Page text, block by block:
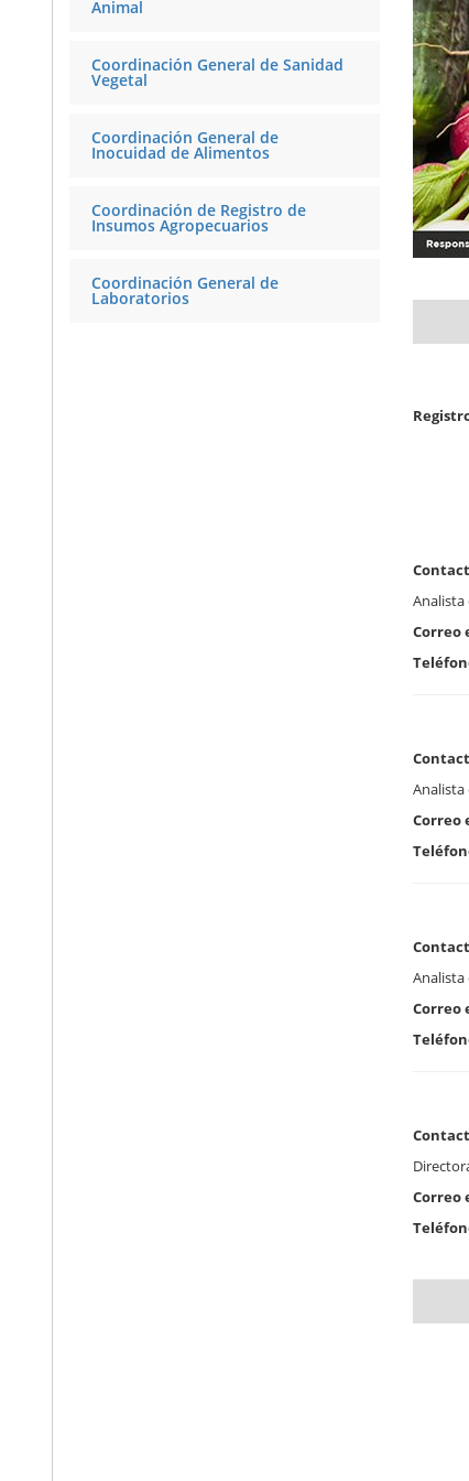
Animal
Coordinación General de Sanidad
Vegetal
Coordinación General de
Inocuidad de Alimentos
Coordinación de Registro de
Insumos Agropecuarios
Coordinación General de
Laboratorios
Analista
Correo
Analista
Correo
Analista
Correo
Correo